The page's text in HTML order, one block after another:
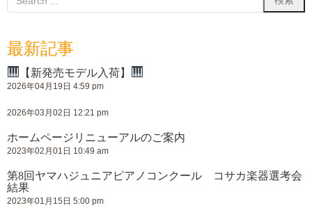
最新記事
【新発売モデル入荷】
2026年04月19日 4:59 pm
2026年03月02日 12:21 pm
ホームページリニューアルのご案内
2023年02月01日 10:49 am
第8回ヤマハジュニアピアノコンクール コサカ楽器選考会
結果
2023年01月15日 5:00 pm